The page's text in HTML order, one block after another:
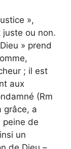
»,
juste ou non.
» prend
; il est
aux
(Rm
grâce, a
peine de
un